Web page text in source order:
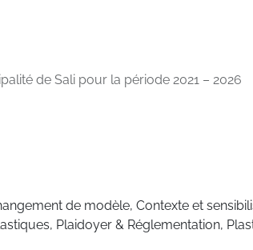
de Sali pour la période 2021 – 2026
de modèle, Contexte et
, Plaidoyer & Réglementation,